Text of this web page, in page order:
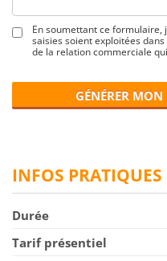
En soumettant ce
saisies soient exploitées
de la relation commerciale
GÉNÉRER
INFOS PRATIQUES
Durée
Tarif présentiel